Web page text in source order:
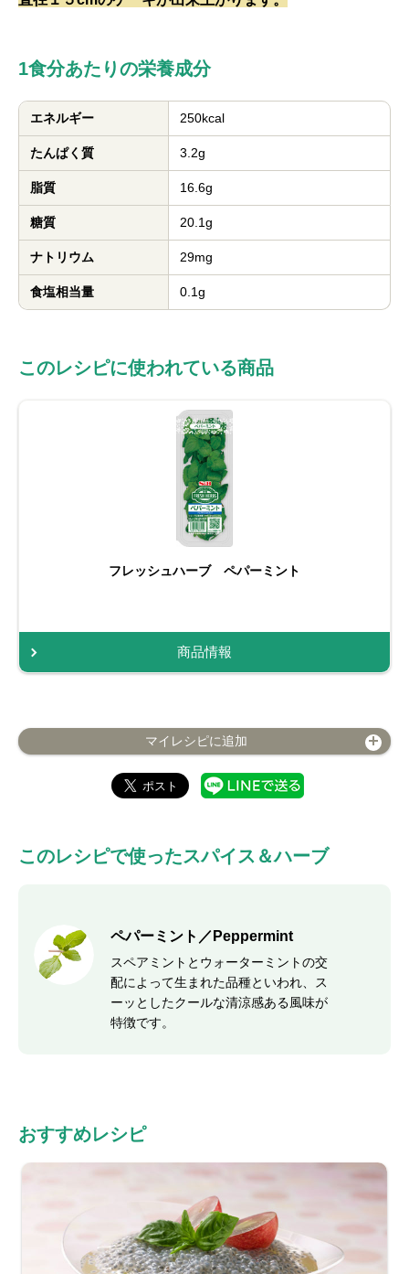
1食分あたりの栄養成分
エネルギー 250kcal
たんぱく質 3.2g
脂質 16.6g
糖質 20.1g
ナトリウム 29mg
食塩相当量 0.1g
このレシピに使われている商品
フレッシュハーブ ペパーミント
商品情報
マイレシピに追加
このレシピで使ったスパイス＆ハーブ
ペパーミント／Peppermint
スペアミントとウォーターミントの交
配によって生まれた品種といわれ、ス
ーッとしたクールな清涼感ある風味が
特徴です。
おすすめレシピ